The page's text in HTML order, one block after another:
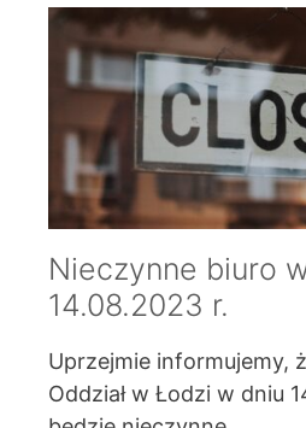
Nieczynne biuro
14.08.2023 r.
Uprzejmie informujemy,
Oddział w Łodzi w dniu